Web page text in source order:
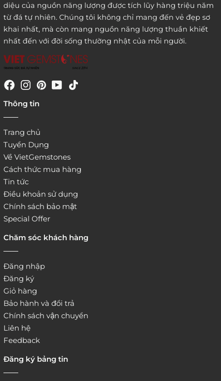
website:
diệu của nguồn năng lượng được tích lũy hàng triệu năm
từ đá tự nhiên. Chúng tôi không chỉ mang đến vẻ đẹp sơ
khai nhất, mà còn mang nguồn năng lượng thuần khiết
nhất đến với đời sống thường nhật của mỗi người.
Thông tin
Trang chủ
Tuyển Dụng
Về VietGemstones
Cách thức mua hàng
Tin tức
Điều khoản sử dụng
Chính sách bảo mật
Special Offer
Chăm sóc khách hàng
Đăng nhập
Đăng ký
Giỏ hàng
Bảo hành và đổi trả
Chính sách vận chuyển
Liên hệ
Feedback
Đăng ký bảng tin